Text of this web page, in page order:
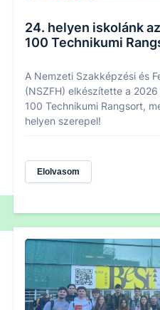
24. helyen iskolánk
100 Technikumi
A Nemzeti Szakképzési és
(NSZFH) elkészítette a
100 Technikumi Rangsort,
helyen szerepel!
Elolvasom